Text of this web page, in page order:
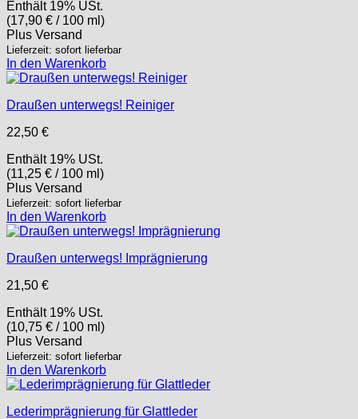
Enthält 19% USt.
(17,90 € / 100 ml)
Plus Versand
Lieferzeit: sofort lieferbar
In den Warenkorb
Draußen unterwegs! Reiniger
22,50 €
Enthält 19% USt.
(11,25 € / 100 ml)
Plus Versand
Lieferzeit: sofort lieferbar
In den Warenkorb
Draußen unterwegs! Imprägnierung
21,50 €
Enthält 19% USt.
(10,75 € / 100 ml)
Plus Versand
Lieferzeit: sofort lieferbar
In den Warenkorb
Lederimprägnierung für Glattleder